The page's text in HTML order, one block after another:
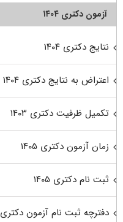
آزمون دکتری ۱۴۰۴
نتایج دکتری ۱۴۰۴
اعتراض به نتایج دکتری ۱۴۰۴
تکمیل ظرفیت دکتری ۱۴۰۳
زمان آزمون دکتری ۱۴۰۵
ثبت نام دکتری ۱۴۰۵
دفترچه ثبت نام آزمون دکتری ۱۴۰۴